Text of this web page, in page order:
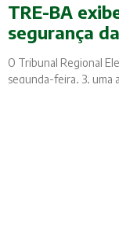
TRE-BA
segurança
O Tribunal Regional
segunda-feira, 3, uma